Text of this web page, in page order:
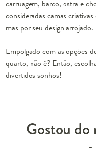
carruagem, barco, ostra e
consideradas camas criativas
mas por seu design arrojado.
Empolgado com as opções
quarto, não é? Então,
divertidos sonhos!
Gostou do